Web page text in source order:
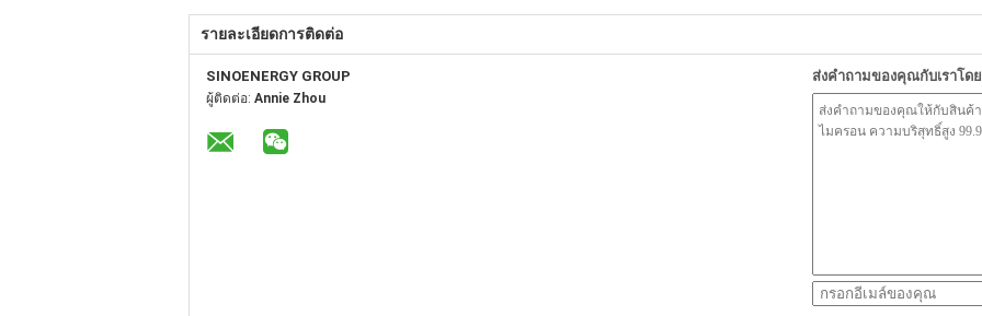
รายละเอียดการติดต่อ
SINOENERGY GROUP
ผู้ติดต่อ: Annie Zhou
ส่งคำถามของคุณกับเราโด